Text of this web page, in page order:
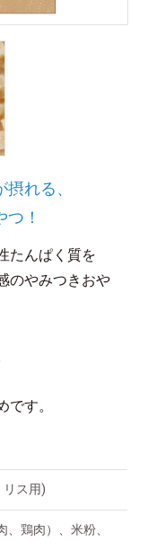
れる、
！
たんぱく質を
のやみつきおや
です。
リス用)
鶏肉）、米粉、